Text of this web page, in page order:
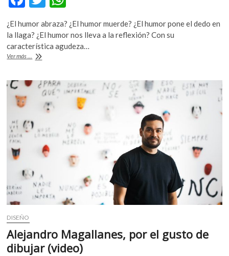
e
b
o
o
k
w
itt
er
h
at
s
p
p
¿El humor abraza? ¿El humor muerde? ¿El humor pone el dedo en
la llaga? ¿El humor nos lleva a la reflexión? Con su
característica agudeza…
Ver más ... Flavita
Maitena,
humor,
feminismo
absurdo
DISEÑO
Alejandro Magallanes, por el gusto de
dibujar (video)